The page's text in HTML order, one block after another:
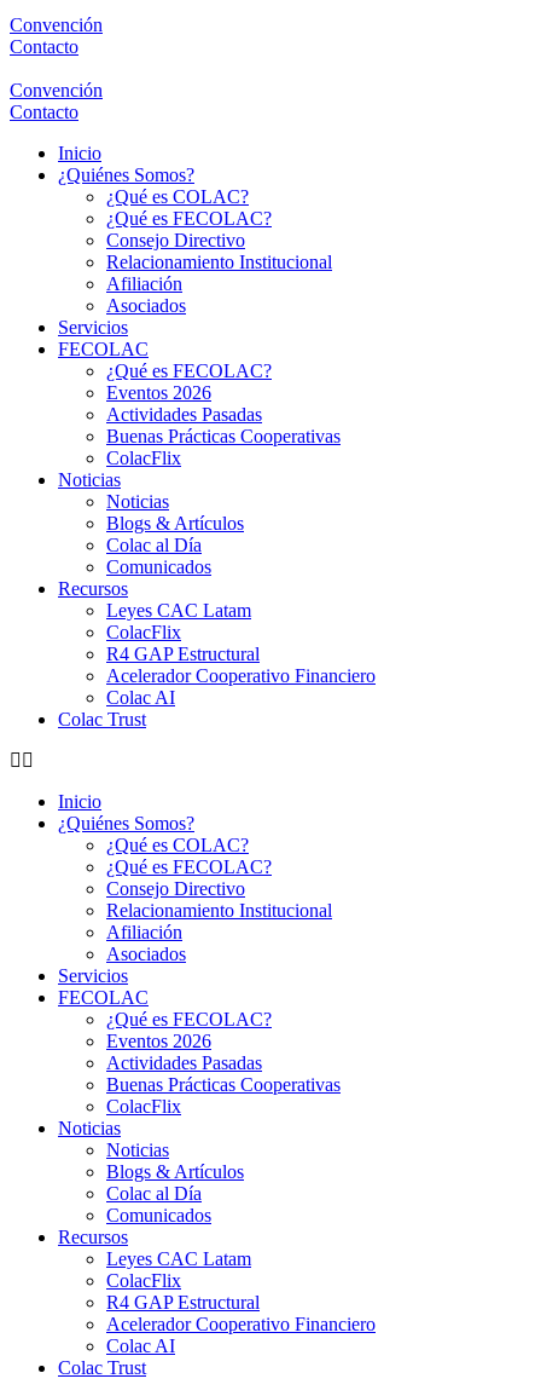
Convención
Contacto
Convención
Contacto
Inicio
¿Quiénes Somos?
¿Qué es COLAC?
¿Qué es FECOLAC?
Consejo Directivo
Relacionamiento Institucional
Afiliación
Asociados
Servicios
FECOLAC
¿Qué es FECOLAC?
Eventos 2026
Actividades Pasadas
Buenas Prácticas Cooperativas
ColacFlix
Noticias
Noticias
Blogs & Artículos
Colac al Día
Comunicados
Recursos
Leyes CAC Latam
ColacFlix
R4 GAP Estructural
Acelerador Cooperativo Financiero
Colac AI
Colac Trust
Inicio
¿Quiénes Somos?
¿Qué es COLAC?
¿Qué es FECOLAC?
Consejo Directivo
Relacionamiento Institucional
Afiliación
Asociados
Servicios
FECOLAC
¿Qué es FECOLAC?
Eventos 2026
Actividades Pasadas
Buenas Prácticas Cooperativas
ColacFlix
Noticias
Noticias
Blogs & Artículos
Colac al Día
Comunicados
Recursos
Leyes CAC Latam
ColacFlix
R4 GAP Estructural
Acelerador Cooperativo Financiero
Colac AI
Colac Trust